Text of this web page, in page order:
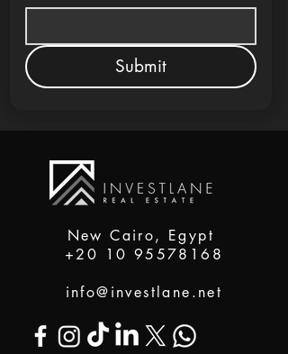
Submit
New Cairo, Egypt
+20 10 95578168
info@investlane.net